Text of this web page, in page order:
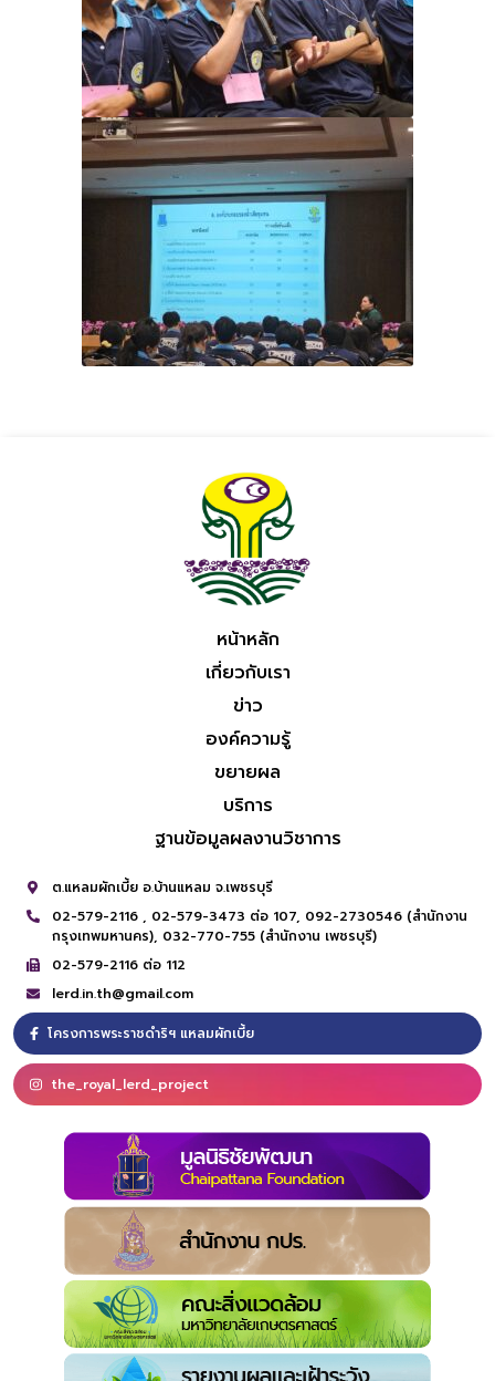
หน้าหลัก
เกี่ยวกับเรา
ข่าว
องค์ความรู้
ขยายผล
บริการ
ฐานข้อมูลผลงานวิชาการ
ต.แหลมผักเบี้ย อ.บ้านแหลม จ.เพชรบุรี
02-579-2116 , 02-579-3473 ต่อ 107, 092-2730546 (สำนักงาน
กรุงเทพมหานคร), 032-770-755 (สำนักงาน เพชรบุรี)
02-579-2116 ต่อ 112
lerd.in.th@gmail.com
โครงการพระราชดำริฯ แหลมผักเบี้ย
the_royal_lerd_project